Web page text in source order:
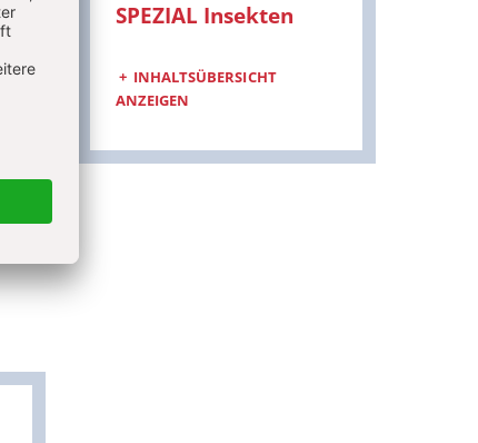
:SPEZIAL Insekten
INHALTSÜBERSICHT
ANZEIGEN